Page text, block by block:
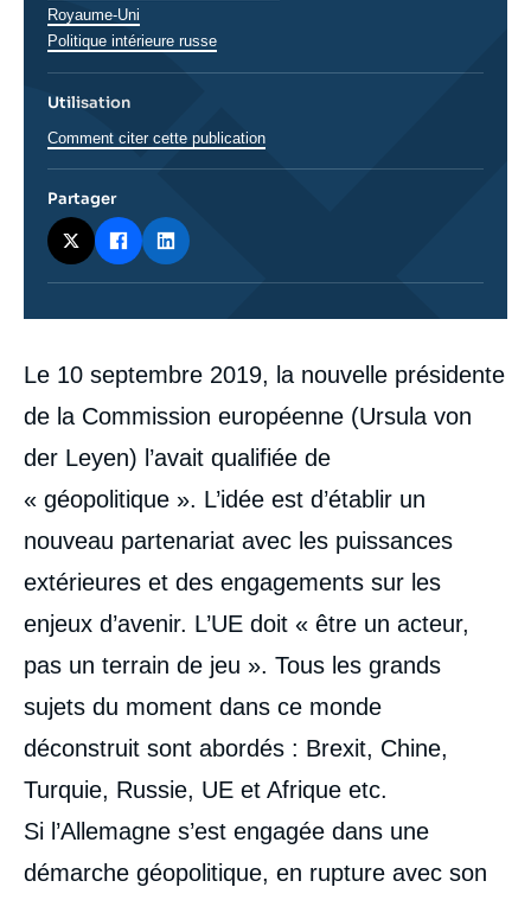
Corps
Le 10 septembre 2019, la nouvelle présidente
de la Commission européenne (Ursula von
der Leyen) l’avait qualifiée de
« géopolitique ». L’idée est d’établir un
nouveau partenariat avec les puissances
extérieures et des engagements sur les
enjeux d’avenir. L’UE doit « être un acteur,
pas un terrain de jeu ». Tous les grands
sujets du moment dans ce monde
déconstruit sont abordés : Brexit, Chine,
Turquie, Russie, UE et Afrique etc.
Si l’Allemagne s’est engagée dans une
démarche géopolitique, en rupture avec son
Royaume-Uni
Politique intérieure russe
Utilisation
Comment citer cette publication
Partager